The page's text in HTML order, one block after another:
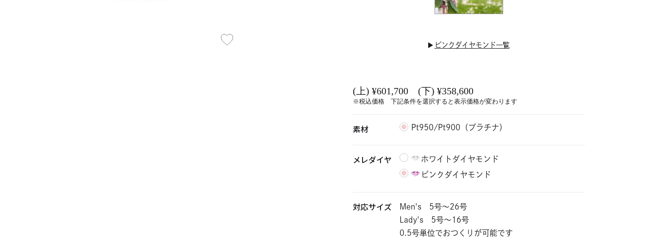
ピンクダイヤモンド一覧
(上) ¥601,700 (下) ¥358,600
※税込価格 下記条件を選択すると表示価格が変わります
素材 Pt950/Pt900（プラチナ）
メレダイヤ
ホワイトダイヤモンド
ピンクダイヤモンド
対応サイズ
Men's 5号〜26号
Lady's 5号～16号
0.5号単位でおつくりが可能です